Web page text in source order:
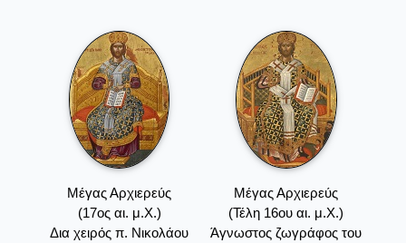
Μέγας Αρχιερεύς
(17ος αι. μ.Χ.)
Δια χειρός π. Νικολάου
Μέγας Αρχιερεύς
(Τέλη 16ου αι. μ.Χ.)
Άγνωστος ζωγράφος του